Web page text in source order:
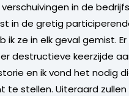
in de
in de gretig
ik ze in elk geval gemist.
destructieve keerzijde
en ik vond het nodig
te stellen. Uiteraard zullen